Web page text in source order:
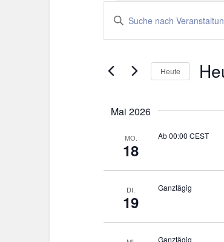
Veranstaltungen
Suche
Ansichten,
BITTE
NACH
Heute
Mai 2026
MO.
18
Ab 00:00 CEST
DI.
19
Ganztägig
Ganztägig